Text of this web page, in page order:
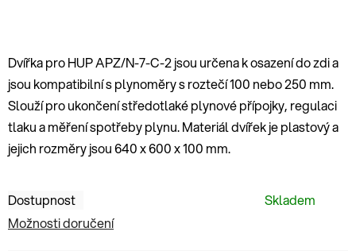
Dvířka pro HUP APZ/N-7-C-2 jsou určena k osazení do zdi a
jsou kompatibilní s plynoměry s roztečí 100 nebo 250 mm.
Slouží pro ukončení středotlaké plynové přípojky, regulaci
tlaku a měření spotřeby plynu. Materiál dvířek je plastový a
jejich rozměry jsou 640 x 600 x 100 mm.
Dostupnost
Skladem
Možnosti doručení